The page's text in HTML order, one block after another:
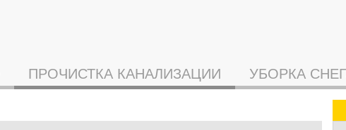
ПРОЧИСТКА КАНАЛИЗАЦИИ УБОРКА